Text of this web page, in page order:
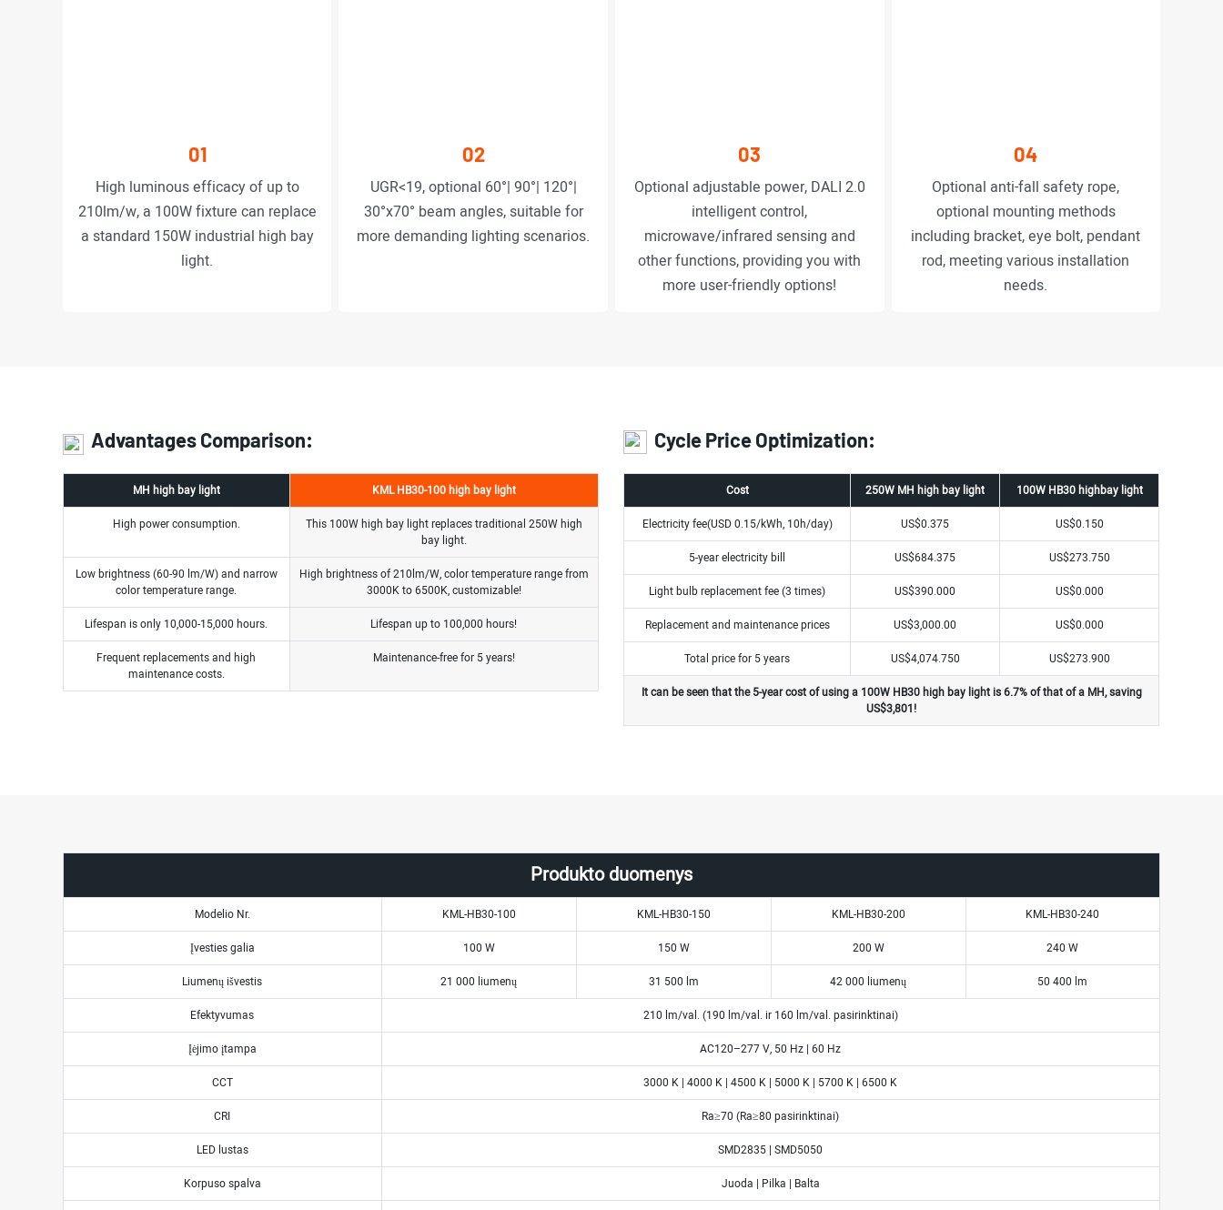
01
High luminous efficacy of up to
210lm/w, a 100W fixture can replace
a standard 150W industrial high bay
light.
02
UGR<19, optional 60°| 90°| 120°|
30°x70° beam angles, suitable for
more demanding lighting scenarios.
03
Optional adjustable power, DALI 2.0
intelligent control,
microwave/infrared sensing and
other functions, providing you with
more user-friendly options!
04
Optional anti-fall safety rope,
optional mounting methods
including bracket, eye bolt, pendant
rod, meeting various installation
needs.
Advantages Comparison:
MH high bay light KML HB30-100 high bay light
High power consumption.
This 100W high bay light replaces traditional 250W high
bay light.
Low brightness (60-90 lm/W) and narrow
color temperature range.
High brightness of 210lm/W, color temperature range from
3000K to 6500K, customizable!
Lifespan is only 10,000-15,000 hours. Lifespan up to 100,000 hours!
Frequent replacements and high
maintenance costs.
Maintenance-free for 5 years!
Cycle Price Optimization:
Cost 250W MH high bay light 100W HB30 highbay light
Electricity fee(USD 0.15/kWh, 10h/day) US$0.375 US$0.150
5-year electricity bill US$684.375 US$273.750
Light bulb replacement fee (3 times) US$390.000 US$0.000
Replacement and maintenance prices US$3,000.00 US$0.000
Total price for 5 years US$4,074.750 US$273.900
It can be seen that the 5-year cost of using a 100W HB30 high bay light is 6.7% of that of a MH, saving
US$3,801!
Produkto duomenys
Modelio Nr. KML-HB30-100 KML-HB30-150 KML-HB30-200 KML-HB30-240
Įvesties galia 100 W 150 W 200 W 240 W
Liumenų išvestis 21 000 liumenų 31 500 lm 42 000 liumenų 50 400 lm
Efektyvumas 210 lm/val. (190 lm/val. ir 160 lm/val. pasirinktinai)
Įėjimo įtampa AC120–277 V, 50 Hz | 60 Hz
CCT 3000 K | 4000 K | 4500 K | 5000 K | 5700 K | 6500 K
CRI Ra≥70 (Ra≥80 pasirinktinai)
LED lustas SMD2835 | SMD5050
Korpuso spalva Juoda | Pilka | Balta